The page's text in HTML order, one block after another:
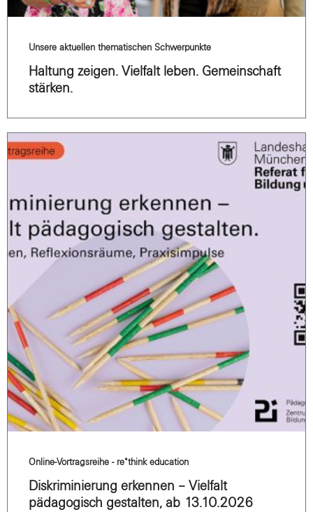
Unsere aktuellen thematischen Schwerpunkte
Haltung zeigen. Vielfalt leben. Gemeinschaft
stärken.
Online-Vortragsreihe - re*think education
Diskriminierung erkennen – Vielfalt
pädagogisch gestalten, ab 13.10.2026